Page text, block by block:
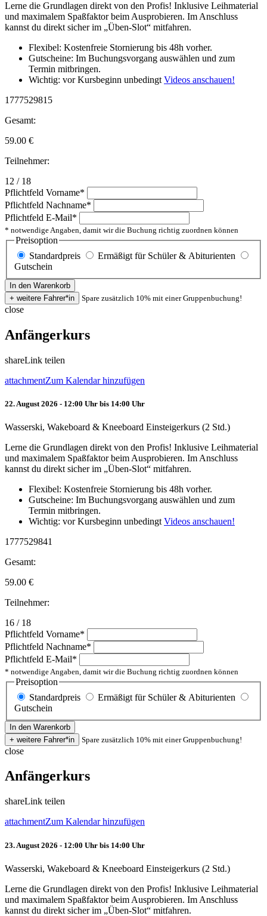
Lerne die Grundlagen direkt von den Profis! Inklusive Leihmaterial
und maximalem Spaßfaktor beim Ausprobieren. Im Anschluss
kannst du direkt sicher im „Üben-Slot“ mitfahren.
Flexibel: Kostenfreie Stornierung bis 48h vorher.
Gutscheine: Im Buchungsvorgang auswählen und zum
Termin mitbringen.
Wichtig: vor Kursbeginn unbedingt Videos anschauen!
1777529815
Gesamt:
59.00 €
Teilnehmer:
12 / 18
Pflichtfeld Vorname*
Pflichtfeld Nachname*
Pflichtfeld E-Mail*
* notwendige Angaben, damit wir die Buchung richtig zuordnen können
Preisoption
Standardpreis
Ermäßigt für Schüler & Abiturienten
Gutschein
Spare zusätzlich 10% mit einer Gruppenbuchung!
close
Anfängerkurs
shareLink teilen
attachmentZum Kalendar hinzufügen
22. August 2026 - 12:00 Uhr bis 14:00 Uhr
Wasserski, Wakeboard & Kneeboard Einsteigerkurs (2 Std.)
Lerne die Grundlagen direkt von den Profis! Inklusive Leihmaterial
und maximalem Spaßfaktor beim Ausprobieren. Im Anschluss
kannst du direkt sicher im „Üben-Slot“ mitfahren.
Flexibel: Kostenfreie Stornierung bis 48h vorher.
Gutscheine: Im Buchungsvorgang auswählen und zum
Termin mitbringen.
Wichtig: vor Kursbeginn unbedingt Videos anschauen!
1777529841
Gesamt:
59.00 €
Teilnehmer:
16 / 18
Pflichtfeld Vorname*
Pflichtfeld Nachname*
Pflichtfeld E-Mail*
* notwendige Angaben, damit wir die Buchung richtig zuordnen können
Preisoption
Standardpreis
Ermäßigt für Schüler & Abiturienten
Gutschein
Spare zusätzlich 10% mit einer Gruppenbuchung!
close
Anfängerkurs
shareLink teilen
attachmentZum Kalendar hinzufügen
23. August 2026 - 12:00 Uhr bis 14:00 Uhr
Wasserski, Wakeboard & Kneeboard Einsteigerkurs (2 Std.)
Lerne die Grundlagen direkt von den Profis! Inklusive Leihmaterial
und maximalem Spaßfaktor beim Ausprobieren. Im Anschluss
kannst du direkt sicher im „Üben-Slot“ mitfahren.